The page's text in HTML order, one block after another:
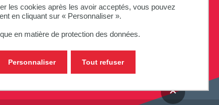
les cookies après les avoir acceptés, vous pouvez
en cliquant sur « Personnaliser ».
en matière de protection des données.
Tout refuser
Personnaliser